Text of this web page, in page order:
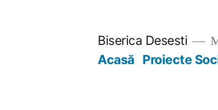
Biserica Desesti
Acasă Proiecte